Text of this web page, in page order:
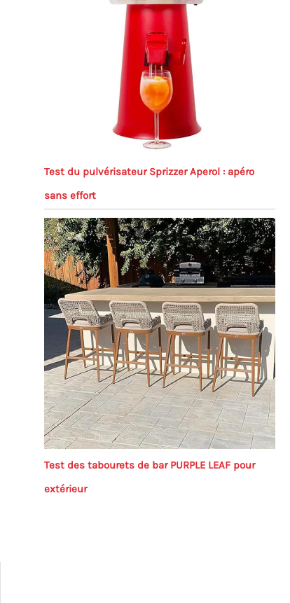
Test du pulvérisateur Sprizzer Aperol : apéro
sans effort
Test des tabourets de bar PURPLE LEAF pour
extérieur